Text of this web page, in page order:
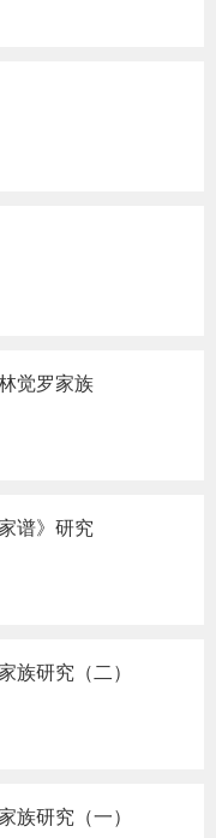
觉罗家族
谱》研究
族研究（二）
族研究（一）